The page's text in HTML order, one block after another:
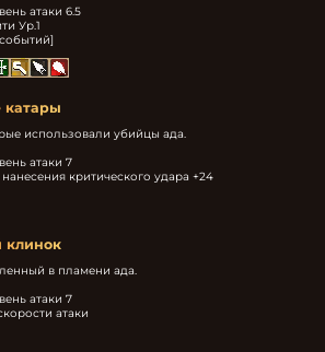
атаки 6.5
Ур.1
катары
использовали убийцы ада.
атаки 7
критического удара +24
клинок
в пламени ада.
атаки 7
атаки